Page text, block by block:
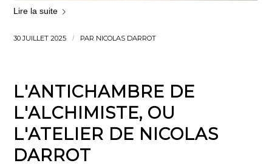
Lire la suite
30 JUILLET 2025 / PAR NICOLAS DARROT
L'ANTICHAMBRE DE
L'ALCHIMISTE, OU
L'ATELIER DE NICOLAS
DARROT